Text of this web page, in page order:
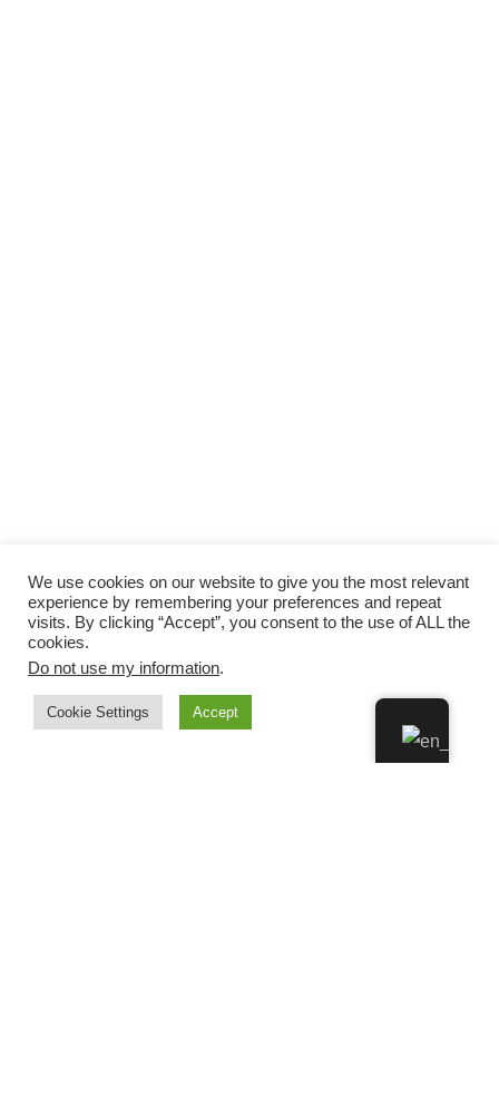
We use cookies on our website to give you the most relevant
experience by remembering your preferences and repeat
visits. By clicking “Accept”, you consent to the use of ALL the
cookies.
Do not use my information.
Cookie Settings Accept